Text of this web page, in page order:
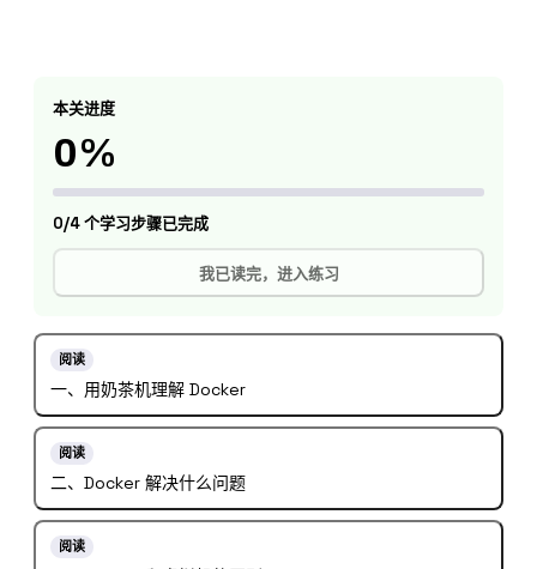
本关进度
0%
0/4 个学习步骤已完成
我已读完，进入练习
阅读
一、用奶茶机理解 Docker
阅读
二、Docker 解决什么问题
阅读